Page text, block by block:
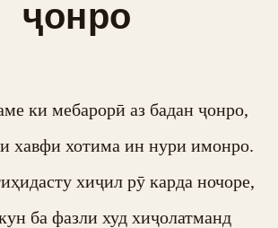
ҷонро
ки мебарорӣ аз бадан ҷонро,
хавфи хотима ин нури имонро.
хиҷил рӯ карда ночоре,
ба фазли худ хиҷолатманд